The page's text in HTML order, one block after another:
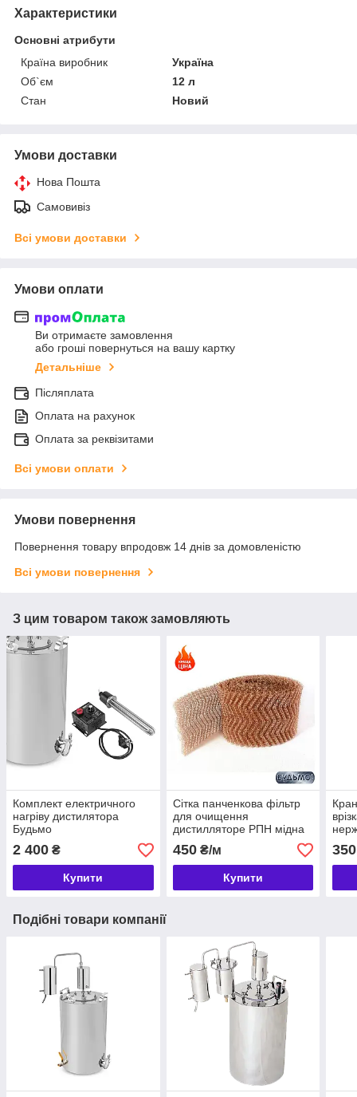
Характеристики
Основні атрибути
Країна виробник
Україна
Об`єм
12 л
Стан
Новий
Умови доставки
Нова Пошта
Самовивіз
Всі умови доставки
Умови оплати
Ви отримаєте замовлення
або гроші повернуться на вашу картку
Детальніше
Післяплата
Оплата на рахунок
Оплата за реквізитами
Всі умови оплати
Умови повернення
Повернення товару впродовж 14 днів за домовленістю
Всі умови повернення
З цим товаром також замовляють
Комплект електричного
нагріву дистилятора
Будьмо
2 400 ₴
Купити
Сітка панченкова фільтр
для очищення
дистилляторе РПН мідна
450₴/м
Купити
350
Подібні товари компанії